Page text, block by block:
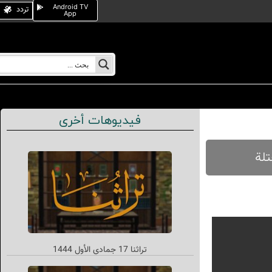
Android TV
App تردد
فيديوهات أخرى
تراثنا 17 جمادي الأول 1444